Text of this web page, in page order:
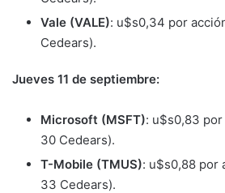
Vale (VALE): u$s0,34 por
Cedears).
Jueves 11 de septiembre:
Microsoft (MSFT): u$s0,83
30 Cedears).
T-Mobile (TMUS): u$s0,88 por
33 Cedears).